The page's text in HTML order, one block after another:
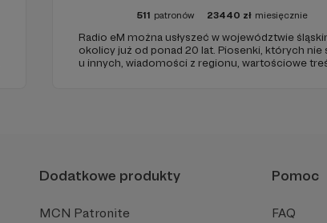
y nagrodami, a chcesz jedynie pomóc
511 patronów 23440 zł miesięcznie
Radio eM można usłyszeć w województwie
okolicy już od ponad 20 lat. Piosenki, których nie
u innych, wiadomości z regionu, wartościowe
Dodatkowe produkty
MCN Patronite
Pomoc
FAQ